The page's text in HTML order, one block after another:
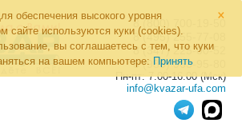
×
обеспечения высокого уровня
сайте используются куки (cookies).
вы соглашаетесь с тем, что куки
на вашем компьютере: Принять
8 (800) 700-19-50
8 (495) 255-77-08
8 (347) 225-00-52
8 (986) 963-95-80
Пн-пт: 7.00-16.00 (Мск)
info@kvazar-ufa.com